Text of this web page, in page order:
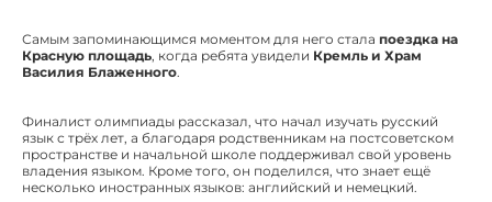
Самым запоминающимся моментом для него стала поездка на
Красную площадь, когда ребята увидели Кремль и Храм
Василия Блаженного.
Финалист олимпиады рассказал, что начал изучать русский
язык с трёх лет, а благодаря родственникам на постсоветском
пространстве и начальной школе поддерживал свой уровень
владения языком. Кроме того, он поделился, что знает ещё
несколько иностранных языков: английский и немецкий.